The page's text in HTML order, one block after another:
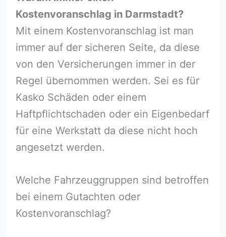
Kostenvoranschlag in Darmstadt?
Mit einem Kostenvoranschlag ist man
immer auf der sicheren Seite, da diese
von den Versicherungen immer in der
Regel übernommen werden. Sei es für
Kasko Schäden oder einem
Haftpflichtschaden oder ein Eigenbedarf
für eine Werkstatt da diese nicht hoch
angesetzt werden.
Welche Fahrzeuggruppen sind betroffen
bei einem Gutachten oder
Kostenvoranschlag?